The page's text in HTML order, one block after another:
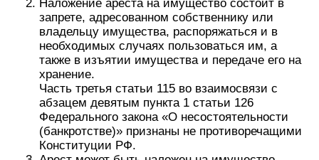
Наложение ареста на имущество состоит в
запрете, адресованном собственнику или
владельцу имущества, распоряжаться и в
необходимых случаях пользоваться им, а
также в изъятии имущества и передаче его на
хранение.
Часть третья статьи 115 во взаимосвязи с
абзацем девятым пункта 1 статьи 126
Федерального закона «О несостоятельности
(банкротстве)» признаны не противоречащими
Конституции РФ.